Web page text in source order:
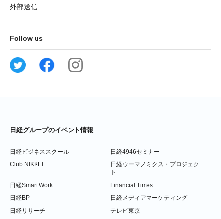
外部送信
Follow us
日経グループのイベント情報
日経ビジネススクール
日経4946セミナー
Club NIKKEI
日経ウーマノミクス・プロジェク
ト
日経Smart Work
Financial Times
日経BP
日経メディアマーケティング
日経リサーチ
テレビ東京